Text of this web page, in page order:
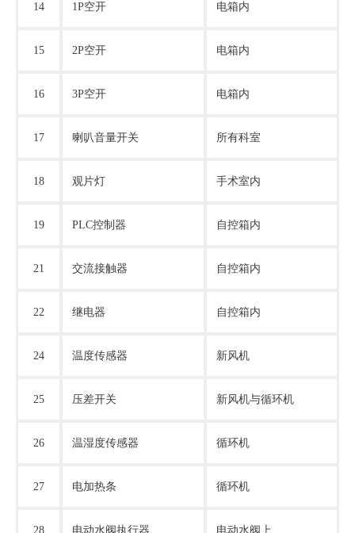
14 1P空开 电箱内
15 2P空开 电箱内
16 3P空开 电箱内
17 喇叭音量开关 所有科室
18 观片灯 手术室内
19 PLC控制器 自控箱内
21 交流接触器 自控箱内
22 继电器 自控箱内
24 温度传感器 新风机
25 压差开关 新风机与循环机
26 温湿度传感器 循环机
27 电加热条 循环机
28 电动水阀执行器 电动水阀上